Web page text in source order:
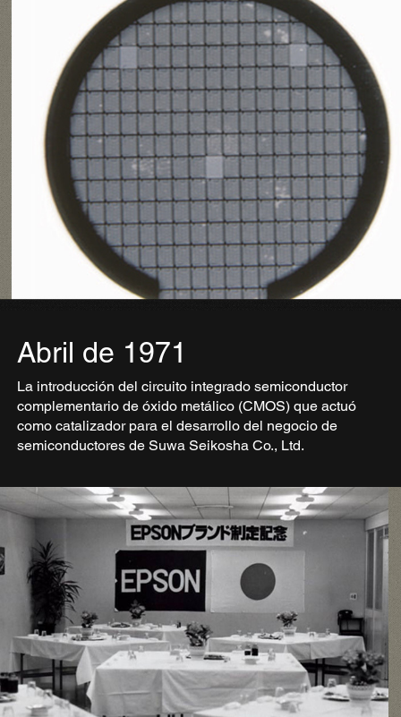
Abril de 1971
La introducción del circuito integrado semiconductor
complementario de óxido metálico (CMOS) que actuó
como catalizador para el desarrollo del negocio de
semiconductores de Suwa Seikosha Co., Ltd.